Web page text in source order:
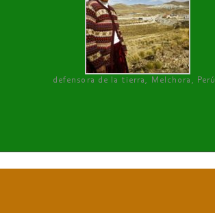
defensora de la tierra, Melchora, Perú